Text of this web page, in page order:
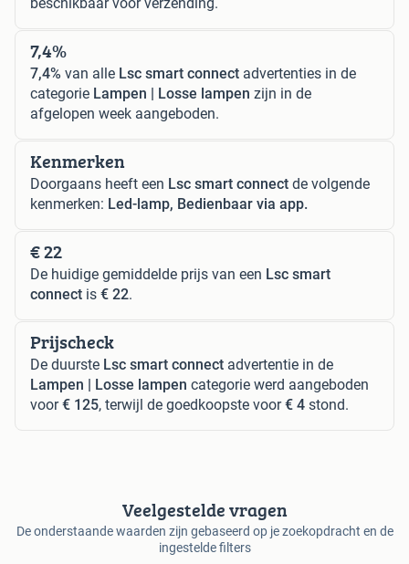
7,4%
7,4% van alle Lsc smart connect advertenties in de
categorie Lampen | Losse lampen zijn in de
afgelopen week aangeboden.
Kenmerken
Doorgaans heeft een Lsc smart connect de volgende
kenmerken: Led-lamp, Bedienbaar via app.
€ 22
De huidige gemiddelde prijs van een Lsc smart
connect is € 22.
Prijscheck
De duurste Lsc smart connect advertentie in de
Lampen | Losse lampen categorie werd aangeboden
voor€ 125, terwijl de goedkoopste voor€ 4 stond.
Veelgestelde vragen
De onderstaande waarden zijn gebaseerd op je zoekopdracht en de
ingestelde filters